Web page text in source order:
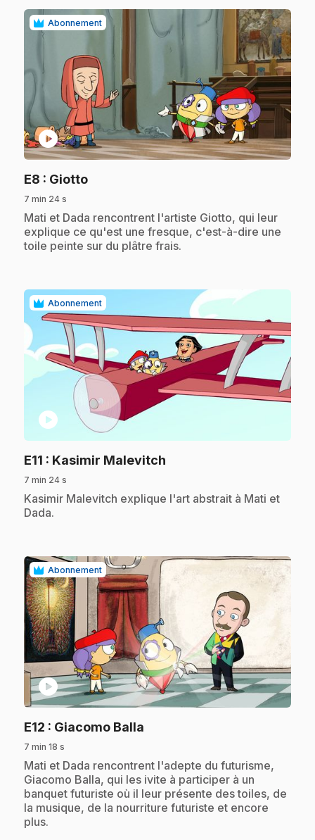
Abonnement
play_circle
E8 : Giotto.
7 min 24 s
.Mati et Dada rencontrent l'artiste Giotto, qui leur
explique ce qu'est une fresque, c'est-à-dire une
toile peinte sur du plâtre frais.
Abonnement
play_circle
E11 : Kasimir Malevitch
7 min 24 s
.Kasimir Malevitch explique l'art abstrait à Mati et
Dada.
Abonnement
play_circle
E12 : Giacomo Balla
7 min 18 s
.Mati et Dada rencontrent l'adepte du futurisme,
Giacomo Balla, qui les ivite à participer à un
banquet futuriste où il leur présente des toiles, de
la musique, de la nourriture futuriste et encore
plus.